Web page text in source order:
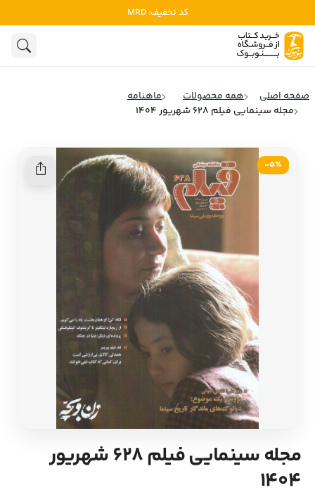
کد تخفیف: MRD
ادبیات
روانشناسی
تاریخ و سیاست
علوم اجتماعی
ادیان و اساطیر
مرجع و علمی
ادبیات آمریکا
ادبیات فرانسه
ادبیات ایتالیا
ادبیات روسیه
ادبیات آمریکای لاتین
ادبیات آلمان
ادبیات ترکیه
ادبیات آسیا
سایر کشورهای اروپا
داستان کوتاه
شعر و متون کهن
ادبیات
صفحه اصلی همه محصولات
ماهنامه
مجله سینمایی فیلم 628 شهریور 1404
5٪-
مجله سینمایی فیلم 628 شهریور
1404